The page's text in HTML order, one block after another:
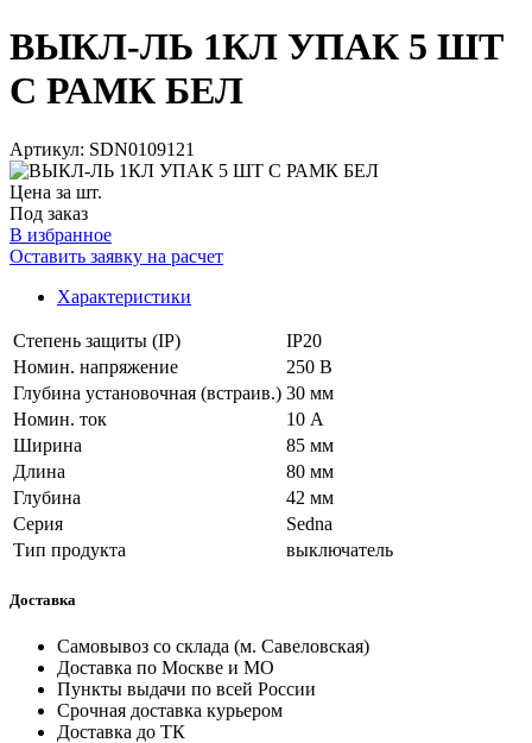
ВЫКЛ-ЛЬ 1КЛ УПАК 5 ШТ
С РАМК БЕЛ
Артикул: SDN0109121
Цена за шт.
Под заказ
В избранное
Оставить заявку на расчет
Характеристики
Степень защиты (IP)
IP20
Номин. напряжение
250 В
Глубина установочная (встраив.) 30 мм
Номин. ток
10 А
Ширина
85 мм
Длина
80 мм
Глубина
42 мм
Серия
Sedna
Тип продукта
выключатель
Доставка
Самовывоз со склада (м. Савеловская)
Доставка по Москве и МО
Пункты выдачи по всей России
Срочная доставка курьером
Доставка до ТК